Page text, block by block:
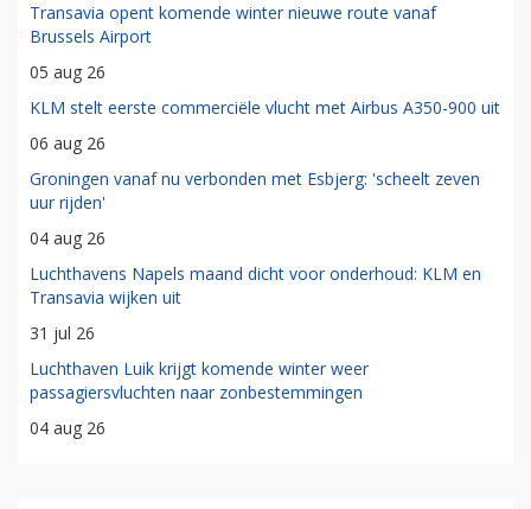
Transavia opent komende winter nieuwe route vanaf
Brussels Airport
05 aug 26
KLM stelt eerste commerciële vlucht met Airbus A350-900 uit
06 aug 26
Groningen vanaf nu verbonden met Esbjerg: 'scheelt zeven
uur rijden'
04 aug 26
Luchthavens Napels maand dicht voor onderhoud: KLM en
Transavia wijken uit
31 jul 26
Luchthaven Luik krijgt komende winter weer
passagiersvluchten naar zonbestemmingen
04 aug 26